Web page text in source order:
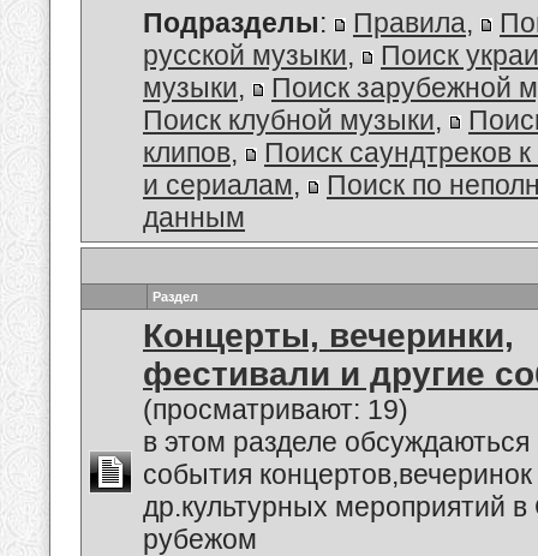
Подразделы: Правила,
русской музыки,
Поиск
музыки,
Поиск зарубежной
Поиск клубной музыки,
клипов,
Поиск саундтреков
и сериалам,
Поиск по
данным
Раздел
Концерты, вечеринки,
фестивали и другие
(просматривают: 19)
в этом разделе
события
др.культурных мероприятий
рубежом